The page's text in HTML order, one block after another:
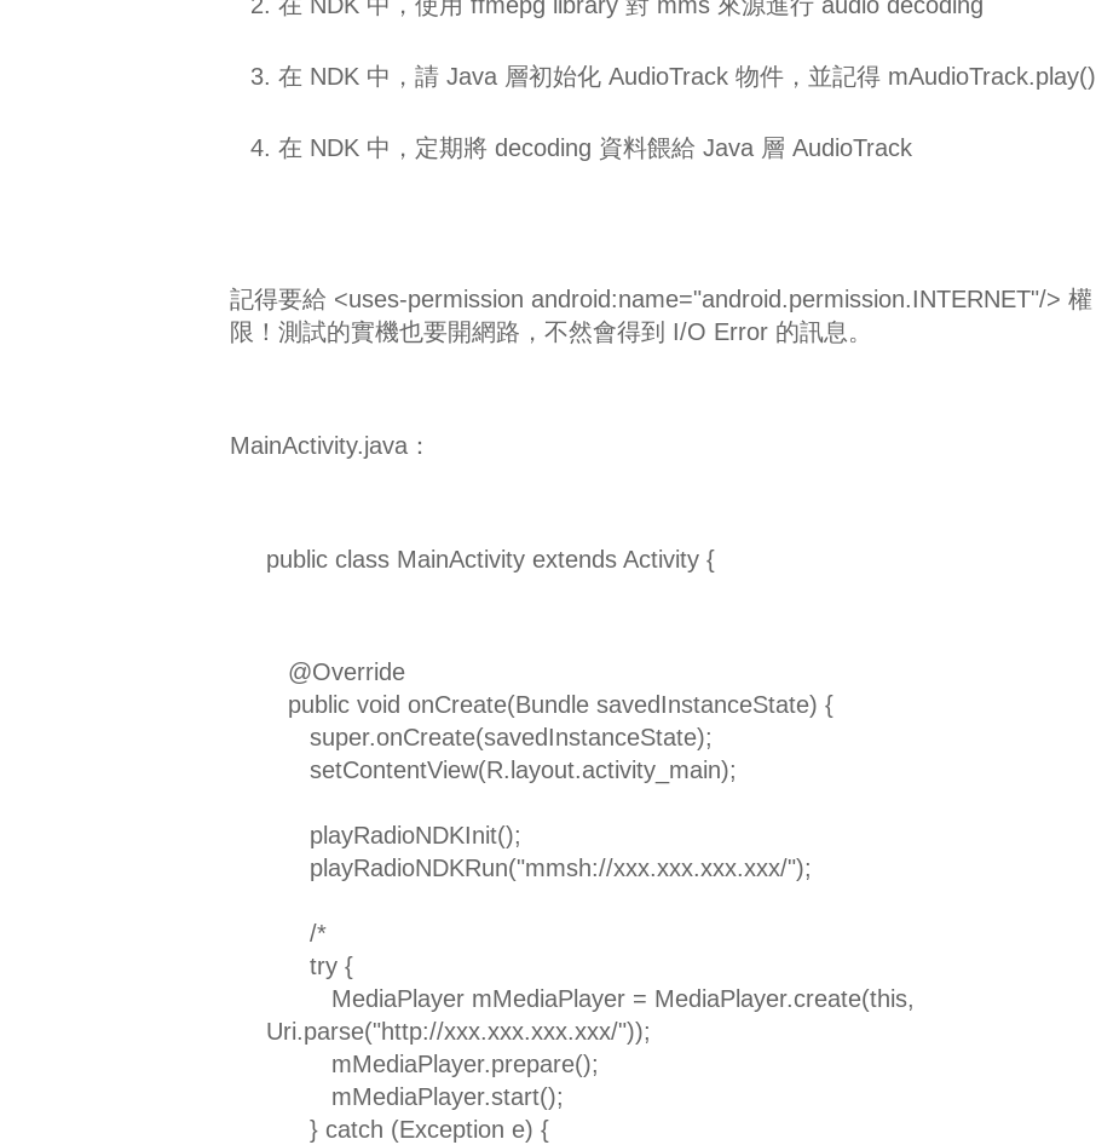
在 NDK 中，請 Java 層初始化 AudioTrack 物件，並記得 mAudioTrack.play()
在 NDK 中，定期將 decoding 資料餵給 Java 層 AudioTrack
記得要給 <uses-permission android:name="android.permission.INTERNET"/> 權
限！測試的實機也要開網路，不然會得到 I/O Error 的訊息。
MainActivity.java：
public class MainActivity extends Activity {
@Override
public void onCreate(Bundle savedInstanceState) {
super.onCreate(savedInstanceState);
setContentView(R.layout.activity_main);
playRadioNDKInit();
playRadioNDKRun("mmsh://xxx.xxx.xxx.xxx/");
/*
try {
MediaPlayer mMediaPlayer = MediaPlayer.create(this,
Uri.parse("http://xxx.xxx.xxx.xxx/"));
mMediaPlayer.prepare();
mMediaPlayer.start();
} catch (Exception e) {